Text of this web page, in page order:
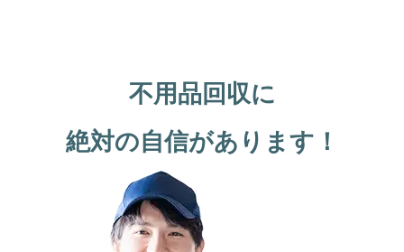
不用品回収に
絶対の自信があります！